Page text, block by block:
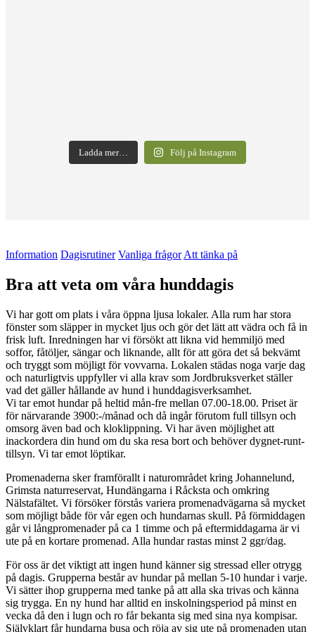
Ladda mer… Följ på Instagram
Information Dagisrutiner Vanliga frågor Att tänka på
Bra att veta om våra hunddagis
Vi har gott om plats i våra öppna ljusa lokaler. Alla rum har stora
fönster som släpper in mycket ljus och gör det lätt att vädra och få in
frisk luft. Inredningen har vi försökt att likna vid hemmiljö med
soffor, fåtöljer, sängar och liknande, allt för att göra det så bekvämt
och tryggt som möjligt för vovvarna. Lokalen städas noga varje dag
och naturligtvis uppfyller vi alla krav som Jordbruksverket ställer
vad det gäller hållande av hund i hunddagisverksamhet.
Vi tar emot hundar på heltid mån-fre mellan 07.00-18.00. Priset är
för närvarande 3900:-/månad och då ingår förutom full tillsyn och
omsorg även bad och kloklippning. Vi har även möjlighet att
inackordera din hund om du ska resa bort och behöver dygnet-runt-
tillsyn. Vi tar emot löptikar.
Promenaderna sker framförallt i naturområdet kring Johannelund,
Grimsta naturreservat, Hundängarna i Råcksta och omkring
Nälstafältet. Vi försöker förstås variera promenadvägarna så mycket
som möjligt både för vår egen och hundarnas skull. På förmiddagen
går vi långpromenader på ca 1 timme och på eftermiddagarna är vi
ute på en kortare promenad. Alla hundar rastas minst 2 ggr/dag.
För oss är det viktigt att ingen hund känner sig stressad eller otrygg
på dagis. Grupperna består av hundar på mellan 5-10 hundar i varje.
Vi sätter ihop grupperna med tanke på att alla ska trivas och känna
sig trygga. En ny hund har alltid en inskolningsperiod på minst en
vecka då den i lugn och ro får bekanta sig med sina nya kompisar.
Självklart får hundarna busa och röja av sig ute på promenaden utan